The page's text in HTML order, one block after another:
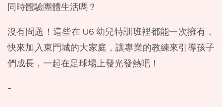
同時體驗團體生活嗎？
沒有問題！這些在 U6 幼兒特訓班裡都能一次擁有，
快來加入東門城的大家庭，讓專業的教練來引導孩子
們成長，一起在足球場上發光發熱吧！
-